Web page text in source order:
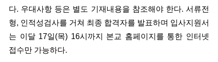
다. 우대사항 등은 별도 기재내용을 참조해야 한다. 서류전
형, 인적성검사를 거쳐 최종 합격자를 발표하며 입사지원서
는 이달 17일(목) 16시까지 본교 홈페이지를 통한 인터넷
접수만 가능하다.